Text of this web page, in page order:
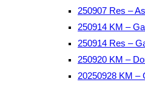
250907 Res –
250914 KM –
250914 Res –
250920 KM –
20250928 KM –